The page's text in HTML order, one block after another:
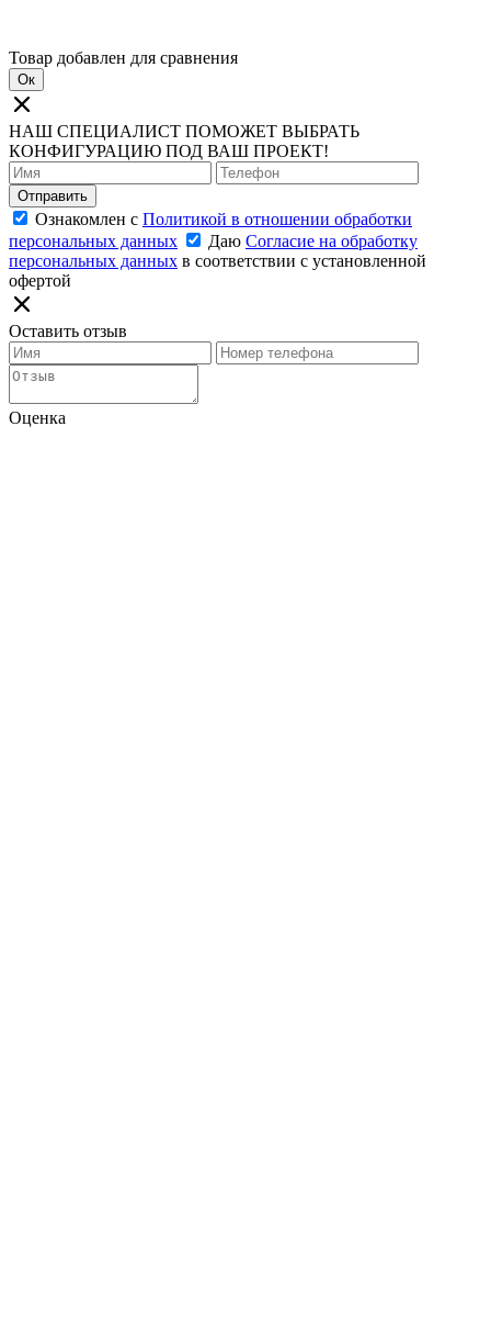
Товар добавлен для сравнения
Ок
НАШ СПЕЦИАЛИСТ ПОМОЖЕТ ВЫБРАТЬ
КОНФИГУРАЦИЮ ПОД ВАШ ПРОЕКТ!
Отправить
Ознакомлен с Политикой в отношении обработки
персональных данных
Даю Согласие на обработку
персональных данных в соответствии с установленной
офертой
Оставить отзыв
Оценка